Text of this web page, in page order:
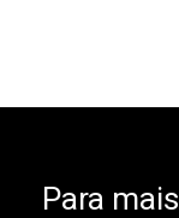
Para mais